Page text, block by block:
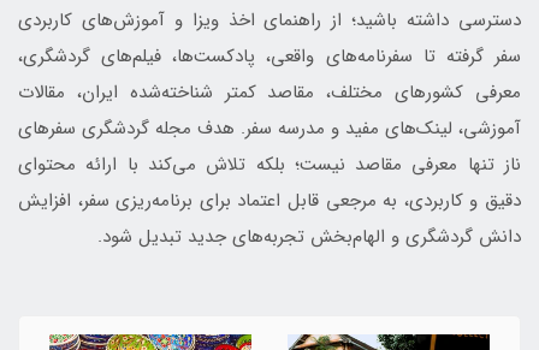
دسترسی داشته باشید؛ از راهنمای اخذ ویزا و آموزش‌های کاربردی
سفر گرفته تا سفرنامه‌های واقعی، پادکست‌ها، فیلم‌های گردشگری،
معرفی کشورهای مختلف، مقاصد کمتر شناخته‌شده ایران، مقالات
آموزشی، لینک‌های مفید و مدرسه سفر. هدف مجله گردشگری سفرهای
ناز تنها معرفی مقاصد نیست؛ بلکه تلاش می‌کند با ارائه محتوای
دقیق و کاربردی، به مرجعی قابل اعتماد برای برنامه‌ریزی سفر، افزایش
دانش گردشگری و الهام‌بخش تجربه‌های جدید تبدیل شود.